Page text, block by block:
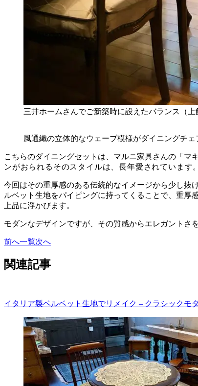
三井ホームさんでご新築時に設えたバランス（
風通織の立体的なウェーブ模様がダイニングチ
こちらのダイニングセットは、マルニ家具さんの「マ
ンがおられるそのスタイルは、長年愛されています。
今回はその重厚感のある伝統的なイメージから少し抜
ルベット生地をパイピングに持ってくることで、重厚
上品に浮かびます。
モダンなデザインですが、その質感からエレガントさ
前へ一覧次へ
関連記事
イタリア製ベルベット生地でリメイク – クラシックモ